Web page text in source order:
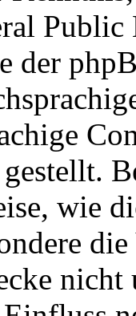
der
wie
nicht